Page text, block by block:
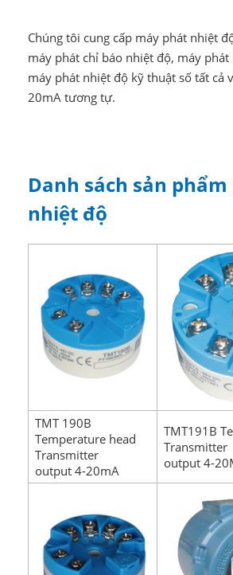
Chúng tôi cung cấp máy phát nhiệt
máy phát chỉ báo nhiệt độ, máy phát
máy phát nhiệt độ kỹ thuật số tất cả
20mA tương tự.
Danh sách sản
nhiệt độ
TMT 190B
Temperature head
Transmitter
output 4-20mA
TMT191B
Transmitter
output 4-